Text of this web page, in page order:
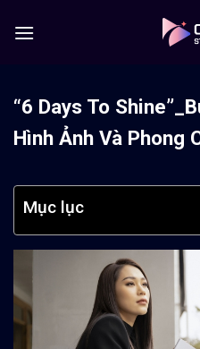
qua
“6 Days To
Hình Ảnh Và Phong
Mục lục